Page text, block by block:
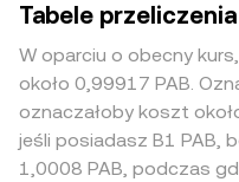
Tabele przeliczenia
W oparciu o obecny
około 0,99917 PAB.
oznaczałoby koszt
jeśli posiadasz B1 PAB,
1,0008 PAB, podczas